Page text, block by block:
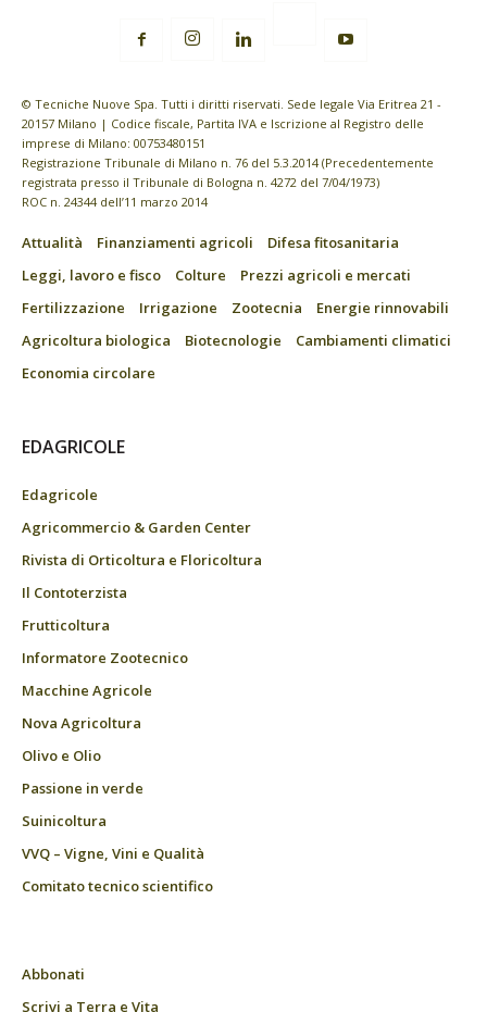
© Tecniche Nuove Spa. Tutti i diritti riservati. Sede legale Via Eritrea 21 -
20157 Milano | Codice fiscale, Partita IVA e Iscrizione al Registro delle
imprese di Milano: 00753480151
Registrazione Tribunale di Milano n. 76 del 5.3.2014 (Precedentemente
registrata presso il Tribunale di Bologna n. 4272 del 7/04/1973)
ROC n. 24344 dell’11 marzo 2014
Attualità Finanziamenti agricoli
Difesa fitosanitaria
Leggi, lavoro e fisco
Colture
Prezzi agricoli e mercati
Fertilizzazione
Irrigazione Zootecnia
Energie rinnovabili
Agricoltura biologica
Biotecnologie
Cambiamenti climatici
Economia circolare
EDAGRICOLE
Edagricole
Agricommercio & Garden Center
Rivista di Orticoltura e Floricoltura
Il Contoterzista
Frutticoltura
Informatore Zootecnico
Macchine Agricole
Nova Agricoltura
Olivo e Olio
Passione in verde
Suinicoltura
VVQ – Vigne, Vini e Qualità
Comitato tecnico scientifico
Abbonati
Scrivi a Terra e Vita